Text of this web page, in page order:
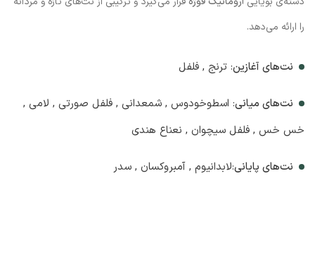
را ارائه می‌دهد.
نت‌های آغازین: ترنج , فلفل
نت‌های میانی: اسطوخودوس , شمعدانی , فلفل صورتی , لامی ,
خس خس , فلفل سیچوان , نعناع هندی
نت‌های پایانی:لابدانیوم , آمبروکسان , سدر